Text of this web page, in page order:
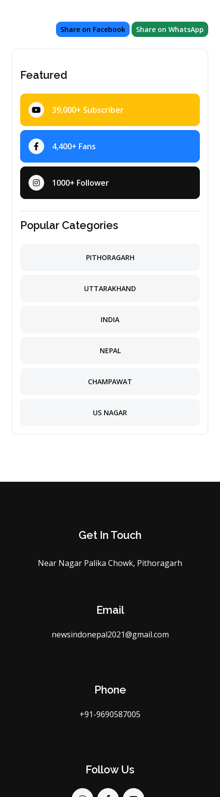
Share on Facebook Share on WhatsApp
Featured
39,000+ Subscriber
4,400+ Fans
1000+ Follower
Popular Categories
PITHORAGARH
UTTARAKHAND
INDIA
NEPAL
CHAMPAWAT
US NAGAR
Get In Touch
Near Nagar Palika Chowk, Pithoragarh
Email
newsindonepal2021@gmail.com
Phone
+91-9690587005
Follow Us